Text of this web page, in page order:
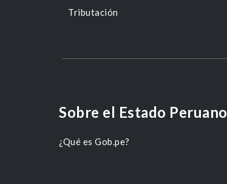
Tributación
Sobre el Estado Peruano
¿Qué es Gob.pe?